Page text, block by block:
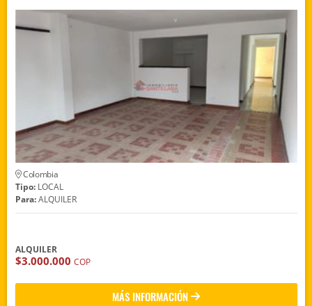
Colombia
Tipo:LOCAL
Para:ALQUILER
ALQUILER
$3.000.000 COP
MÁS INFORMACIÓN